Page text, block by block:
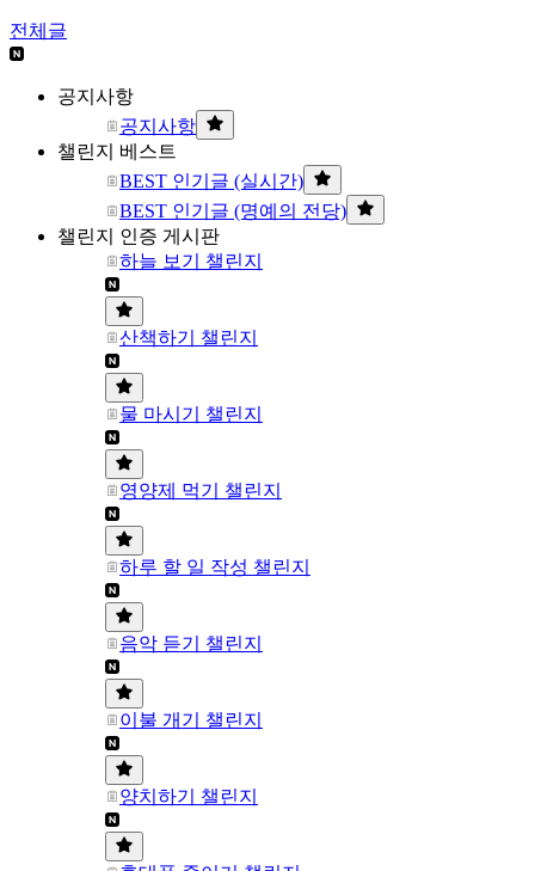
전체글
공지사항
공지사항
챌린지 베스트
BEST 인기글 (실시간)
BEST 인기글 (명예의 전당)
챌린지 인증 게시판
하늘 보기 챌린지
산책하기 챌린지
물 마시기 챌린지
영양제 먹기 챌린지
하루 할 일 작성 챌린지
음악 듣기 챌린지
이불 개기 챌린지
양치하기 챌린지